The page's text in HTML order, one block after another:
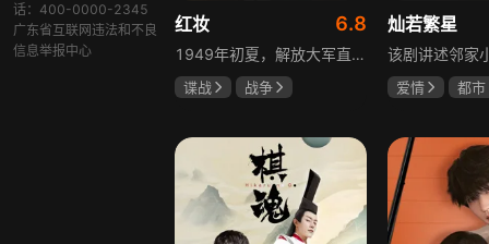
话：400-0000-2345
广东省互联网违法和不良
信息举报中心
红妆 6.8
1949年初夏，解放大军直抵上海，国民党国防部保密局的中共地下党员邓家骥奉命撤往台湾，其妻同为地下党的沈荷因临产被留在上海。新中国成立之初，面对敌特的破坏活动，斗争形势严峻，沈荷隐藏真实身份，继续与敌人展开新一轮斗争，在隐秘战线坚守信仰，为新政权的稳定默默奉献。
谍战
战争
灿若繁星
爱情
都市